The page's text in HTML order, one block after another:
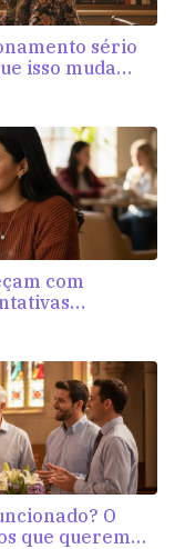
sério
isso muda
com
O
que querem